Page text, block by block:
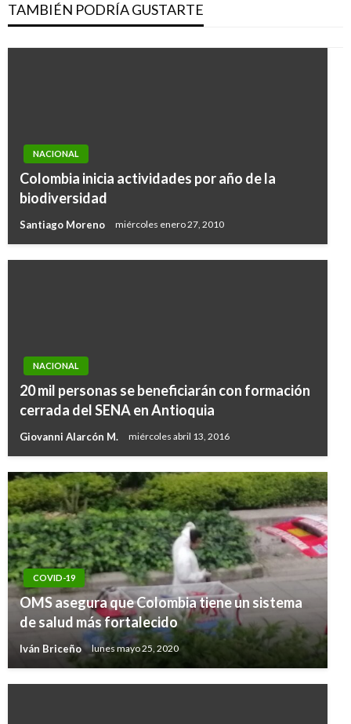
TAMBIÉN PODRÍA GUSTARTE
NACIONAL
Colombia inicia actividades por año de la
biodiversidad
Santiago Moreno miércoles enero 27, 2010
NACIONAL
20 mil personas se beneficiarán con formación
cerrada del SENA en Antioquia
Giovanni Alarcón M. miércoles abril 13, 2016
COVID-19
OMS asegura que Colombia tiene un sistema
de salud más fortalecido
Iván Briceño lunes mayo 25, 2020